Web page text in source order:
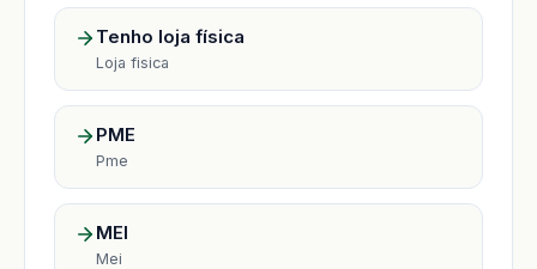
Tenho loja física
Loja fisica
PME
Pme
MEI
Mei